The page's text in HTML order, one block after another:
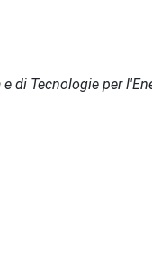
di Tecnologie per